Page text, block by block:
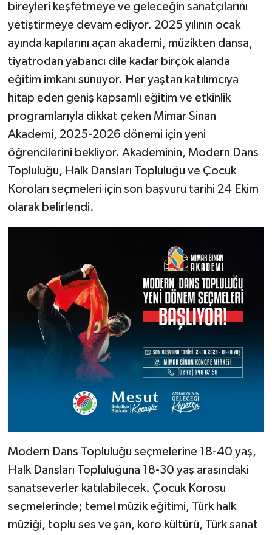
bireyleri keşfetmeye ve geleceğin sanatçılarını
yetiştirmeye devam ediyor. 2025 yılının ocak
ayında kapılarını açan akademi, müzikten dansa,
tiyatrodan yabancı dile kadar birçok alanda
eğitim imkanı sunuyor. Her yaştan katılımcıya
hitap eden geniş kapsamlı eğitim ve etkinlik
programlarıyla dikkat çeken Mimar Sinan
Akademi, 2025-2026 dönemi için yeni
öğrencilerini bekliyor. Akademinin, Modern Dans
Topluluğu, Halk Dansları Topluluğu ve Çocuk
Koroları seçmeleri için son başvuru tarihi 24 Ekim
olarak belirlendi.
Modern Dans Topluluğu seçmelerine 18-40 yaş,
Halk Dansları Topluluğuna 18-30 yaş arasındaki
sanatseverler katılabilecek. Çocuk Korosu
seçmelerinde; temel müzik eğitimi, Türk halk
müziği, toplu ses ve şan, koro kültürü, Türk sanat